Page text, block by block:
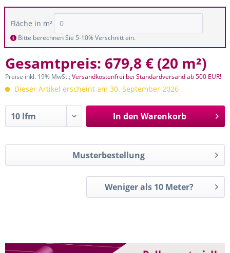
Fläche in m²
Bitte berechnen Sie 5-10% Verschnitt ein.
Gesamtpreis: 679,8 € (20 m²)
Preise inkl. 19% MwSt.;Versandkostenfrei bei Standardversand ab 500 EUR!
Dieser Artikel erscheint am 30. September 2026
In den Warenkorb
Musterbestellung
Weniger als 10 Meter?